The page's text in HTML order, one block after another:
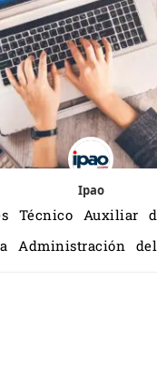
Ipao
Técnico Auxiliar
Administración